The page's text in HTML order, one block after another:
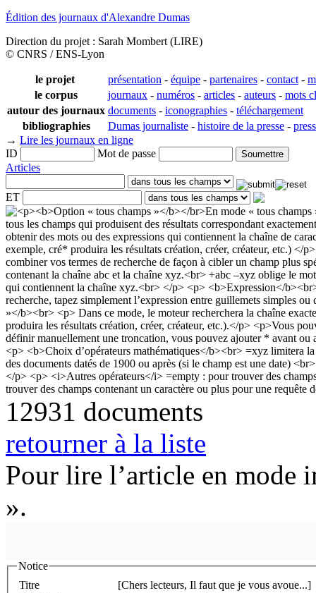
Édition des journaux d'Alexandre Dumas
Direction du projet : Sarah Mombert (LIRE)
© CNRS / ENS-Lyon
le projet présentation - équipe - partenaires - contact -
le corpus
journaux - numéros - articles - auteurs - mots
autour des journaux documents - iconographies - téléchargement
bibliographies
Dumas journaliste - histoire de la presse -
→ Lire les journaux en ligne
ID
Mot de passe
Articles
ET
12931 documents
retourner à la liste
Pour lire l’article en mode
».
Notice
Titre
[Chers lecteurs, Il faut que je vous avoue...]